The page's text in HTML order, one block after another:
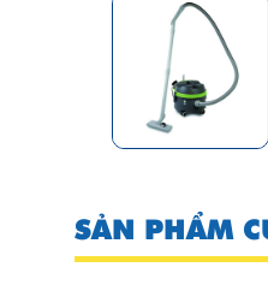
SẢN PHẨM